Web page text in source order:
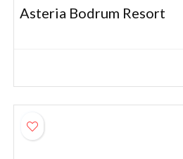
Asteria Bodrum Resort